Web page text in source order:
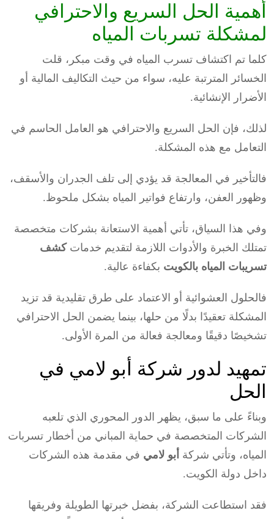
أهمية الحل السريع والاحترافي
لمشكلة تسربات المياه
كلما تم اكتشاف تسرب المياه في وقت مبكر، قلت
الخسائر المترتبة عليه، سواء من حيث التكاليف المالية أو
الأضرار الإنشائية.
لذلك، فإن الحل السريع والاحترافي هو العامل الحاسم في
التعامل مع هذه المشكلة.
فالتأخير في المعالجة قد يؤدي إلى تلف الجدران والأسقف،
وظهور العفن، وارتفاع فواتير المياه بشكل ملحوظ.
وفي هذا السياق، تأتي أهمية الاستعانة بشركات متخصصة
تمتلك الخبرة والأدوات اللازمة لتقديم خدماتكشف
تسريبات المياه بالكويت بكفاءة عالية.
فالحلول العشوائية أو الاعتماد على طرق تقليدية قد تزيد
المشكلة تعقيدًا بدلًا من حلها، بينما يضمن الحل الاحترافي
تشخيصًا دقيقًا ومعالجة فعالة من المرة الأولى.
تمهيد لدور شركة أبو لامي في
الحل
وبناءً على ما سبق، يظهر الدور المحوري الذي تلعبه
الشركات المتخصصة في حماية المباني من أخطار تسربات
المياه، وتأتي شركة أبو لامي في مقدمة هذه الشركات
داخل دولة الكويت.
فقد استطاعت الشركة، بفضل خبرتها الطويلة وفريقها